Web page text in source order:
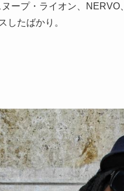
ープ・ライオン、
したばかり。